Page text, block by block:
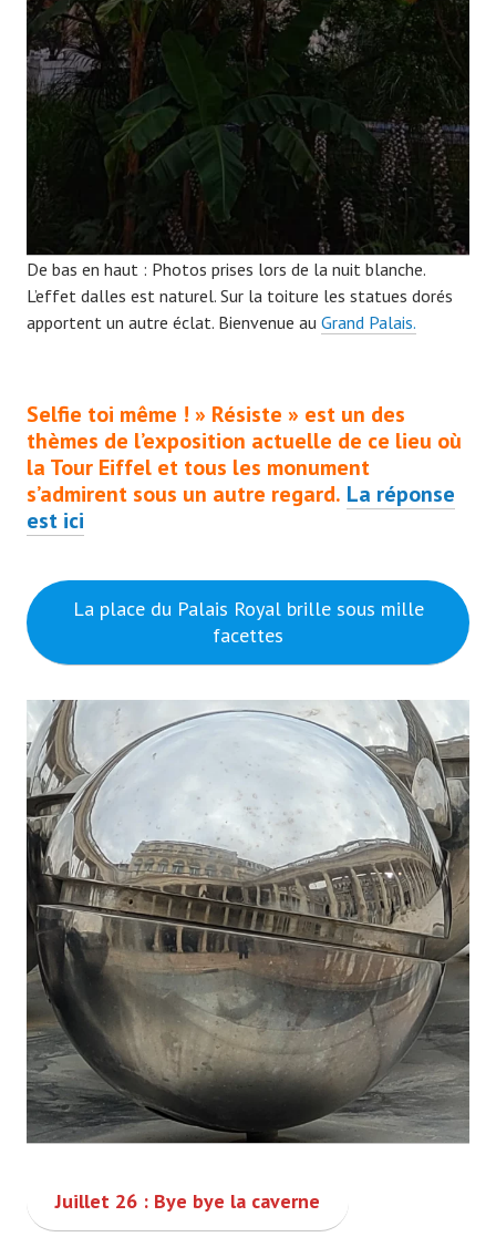
De bas en haut : Photos prises lors de la nuit blanche.
L’effet dalles est naturel. Sur la toiture les statues dorés
apportent un autre éclat. Bienvenue au Grand Palais.
Selfie toi même ! » Résiste » est un des
thèmes de l’exposition actuelle de ce lieu où
la Tour Eiffel et tous les monument
s’admirent sous un autre regard. La réponse
est ici
La place du Palais Royal brille sous mille
facettes
Juillet 26 : Bye bye la caverne